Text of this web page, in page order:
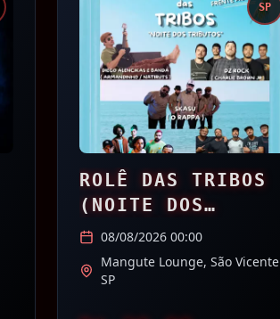
SP
ROLÊ DAS TRIBOS
(NOITE DOS
TRIBUTOS)
08/08/2026 00:00
Mangute Lounge, São Vicente
SP